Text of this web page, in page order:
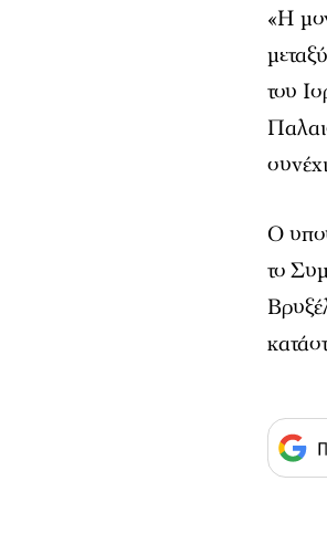
«Η
του
Ο
το